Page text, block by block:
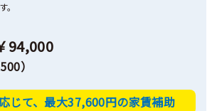
94,000
）
じて、最大37,600円の家賃補助